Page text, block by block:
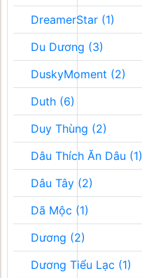
DreamerStar (1)
Du Dương (3)
DuskyMoment (2)
Duth (6)
Duy Thùng (2)
Dâu Thích Ăn Dâu (1)
Dâu Tây (2)
Dã Mộc (1)
Dương (2)
Dương Tiểu Lạc (1)